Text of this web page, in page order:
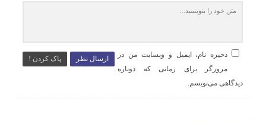
ارسال نظر پاک کردن !
ذخیره نام، ایمیل و وبسایت من در
مرورگر برای زمانی که دوباره
دیدگاهی می‌نویسم.